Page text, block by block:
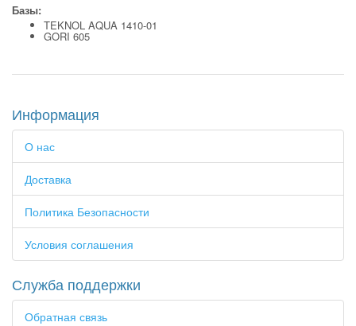
Базы:
TEKNOL AQUA 1410-01
GORI 605
Информация
О нас
Доставка
Политика Безопасности
Условия соглашения
Служба поддержки
Обратная связь